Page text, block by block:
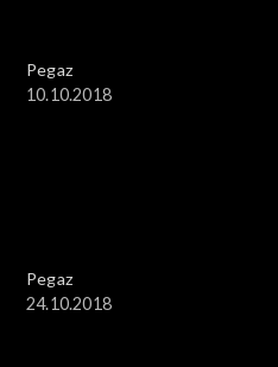
Pegaz
10.10.2018
Pegaz
24.10.2018